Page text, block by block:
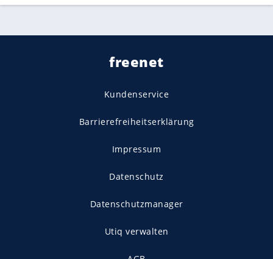
freenet
Kundenservice
Barrierefreiheitserklärung
Impressum
Datenschutz
Datenschutzmanager
Utiq verwalten